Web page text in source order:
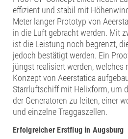
effizient und stabil mit
Meter langer Prototyp von
in die Luft gebracht werden. Mit
ist die Leistung noch begrenzt,
jedoch bestätigt werden. Ein
jüngst realisiert werden, welches
Konzept von Aeerstatica
Starrluftschiff mit Helixform, um
der Generatoren zu leiten, einer
und einzelne Traggaszellen.
Erfolgreicher Erstflug in Augsburg